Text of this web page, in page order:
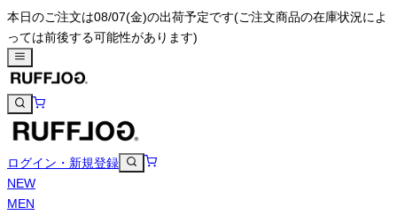
本日のご注文は08/07(金)の出荷予定です(ご注文商品の在庫状況によ
っては前後する可能性があります)
ログイン・新規登録
NEW
MEN